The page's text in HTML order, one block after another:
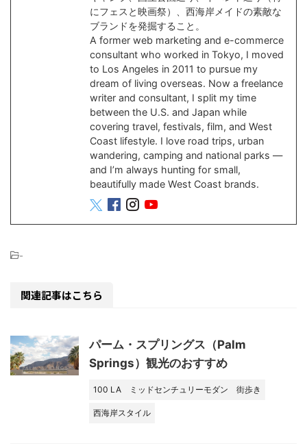
にフェスと映画祭）、西海岸メイドの素敵な
ブランドを発掘すること。
A former web marketing and e-commerce
consultant who worked in Tokyo, I moved
to Los Angeles in 2011 to pursue my
dream of living overseas. Now a freelance
writer and consultant, I split my time
between the U.S. and Japan while
covering travel, festivals, film, and West
Coast lifestyle. I love road trips, urban
wandering, camping and national parks —
and I’m always hunting for small,
beautifully made West Coast brands.
-
関連記事はこちら
パーム・スプリングス（Palm
Springs）観光のおすすめ
100 LA ミッドセンチュリーモダン 街歩き
西海岸スタイル